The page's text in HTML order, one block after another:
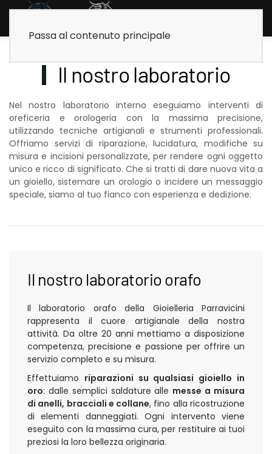
Passa al contenuto principale
Il nostro laboratorio
Nel nostro laboratorio interno eseguiamo interventi di
oreficeria e orologeria con la massima precisione,
utilizzando tecniche artigianali e strumenti professionali.
Offriamo servizi di riparazione, lucidatura, modifiche su
misura e incisioni personalizzate, per rendere ogni oggetto
unico e ricco di significato. Che si tratti di dare nuova vita a
un gioiello, sistemare un orologio o incidere un messaggio
speciale, siamo al tuo fianco con esperienza e dedizione.
Il nostro laboratorio orafo
Il laboratorio orafo della Gioielleria Parravicini
rappresenta il cuore artigianale della nostra
attività. Da oltre 20 anni mettiamo a disposizione
competenza, precisione e passione per offrire un
servizio completo e su misura.
Effettuiamo riparazioni su qualsiasi gioiello in
oro: dalle semplici saldature alle messe a misura
di anelli, bracciali e collane, fino alla ricostruzione
di elementi danneggiati. Ogni intervento viene
eseguito con la massima cura, per restituire ai tuoi
preziosi la loro bellezza originaria.